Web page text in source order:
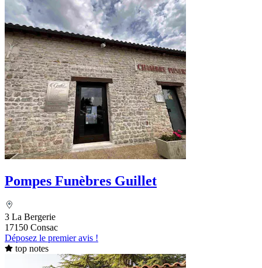
Pompes Funèbres Guillet
3 La Bergerie
17150 Consac
Déposez le premier avis !
top notes